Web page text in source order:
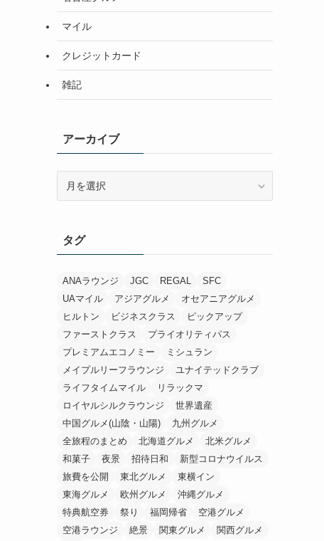
マイル
クレジットカード
雑記
アーカイブ
ブタグ
ANAラウンジ JGC REGAL
SFC
UAマイル
アジアグルメ
オセアニアグルメ
ヒルトン
ビジネスクラス
ピックアップ
ファーストクラス
プライオリティパス
プレミアムエコノミー
ミシュラン
メイプルリーフラウンジ
ユナイテッドクラブ
ライフタイムマイル
リラックマ
ロイヤルシルクラウンジ
世界遺産
中国グルメ(山陰・山陽)
九州グルメ
全旅程のまとめ
北海道グルメ
北米グルメ
和菓子
夜景 招待日和
新型コロナウイルス
旅費を公開
東北グルメ
東横イン
東海グルメ
欧州グルメ
沖縄グルメ
特典航空券
祭り 福岡帰省
空港グルメ
空港ラウンジ
絶景 関東グルメ
関西グルメ